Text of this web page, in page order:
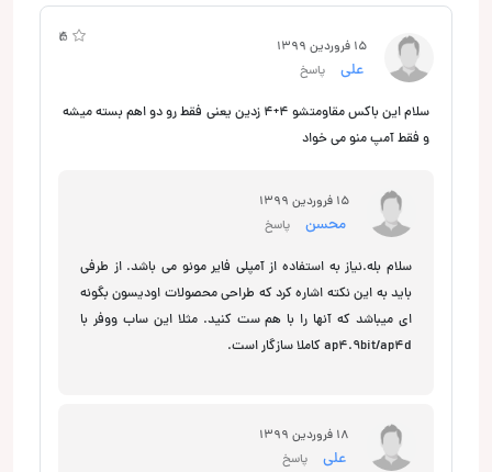
4 15 فروردین 1399
علی پاسخ
سلام این باکس مقاومتشو ۴+۴ زدین یعنی فقط رو دو اهم بسته میشه
و فقط آمپ منو می خواد
15 فروردین 1399
محسن پاسخ
سلام بله.نیاز به استفاده از آمپلی فایر مونو می باشد. از طرفی
باید به این نکته اشاره کرد که طراحی محصولات اودیسون بگونه
ای میباشد که آنها را با هم ست کنید. مثلا این ساب ووفر با
ap4.9bit/ap4d کاملا سازگار است.
18 فروردین 1399
علی پاسخ
5